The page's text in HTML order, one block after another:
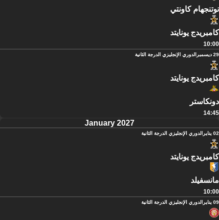
نوتنجهام كاونتي
كامبريدج يونايتد
10:00
29 ديسمبر الدوري الإنجليزي الدرجة الثانية
كامبريدج يونايتد
دونكاستر
14:45
January 2027
02 يناير الدوري الإنجليزي الدرجة الثانية
كامبريدج يونايتد
مانسفيلد
10:00
09 يناير الدوري الإنجليزي الدرجة الثانية